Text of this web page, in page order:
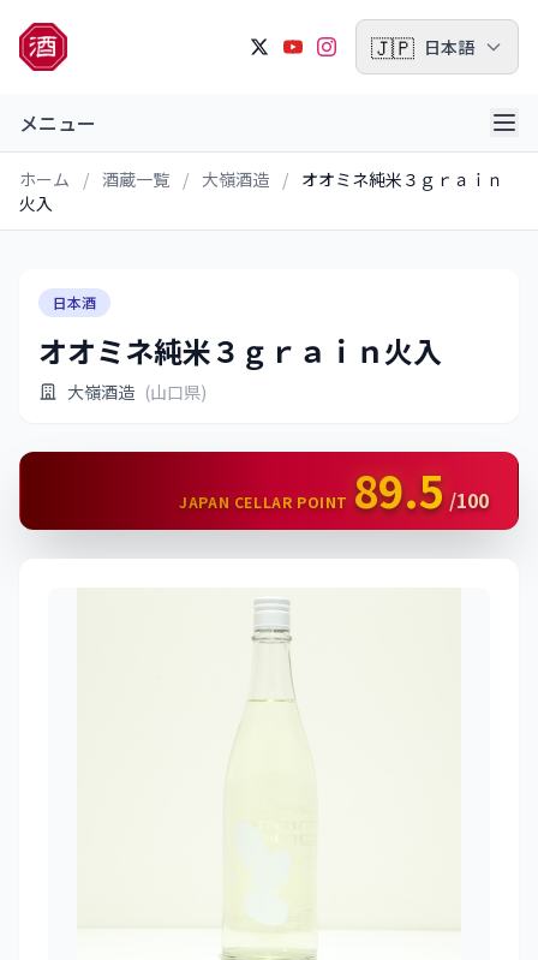
🇯🇵 日本語
メニュー
ホーム / 酒蔵一覧 / 大嶺酒造 / オオミネ純米３ｇｒａｉｎ
火入
日本酒
オオミネ純米３ｇｒａｉｎ火入
大嶺酒造 (山口県)
JAPAN CELLAR POINT 89.5 /100